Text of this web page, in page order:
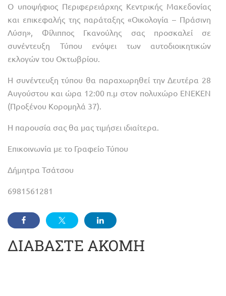
Ο υποψήφιος Περιφερειάρχης Κεντρικής Μακεδονίας
και επικεφαλής της παράταξης «Οικολογία – Πράσινη
Λύση», Φίλιππος Γκανούλης σας προσκαλεί σε
συνέντευξη Τύπου ενόψει των αυτοδιοικητικών
εκλογών του Οκτωβρίου.
Η συνέντευξη τύπου θα παραχωρηθεί την Δευτέρα 28
Αυγούστου και ώρα 12:00 π.μ στον πολυχώρο ΕΝΕΚΕΝ
(Προξένου Κορομηλά 37).
Η παρουσία σας θα μας τιμήσει ιδιαίτερα.
Επικοινωνία με το Γραφείο Τύπου
Δήμητρα Τσάτσου
6981561281
ΔΙΑΒΑΣΤΕ ΑΚΟΜΗ